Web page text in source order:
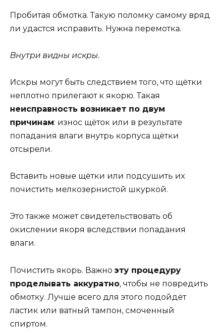
Пробитая обмотка. Такую поломку самому вряд
ли удастся исправить. Нужна перемотка.
Внутри видны искры.
Искры могут быть следствием того, что щётки
неплотно прилегают к якорю. Такая
неисправность возникает по двум
причинам: износ щёток или в результате
попадания влаги внутрь корпуса щётки
отсырели.
Вставить новые щётки или подсушить их
почистить мелкозернистой шкуркой.
Это также может свидетельствовать об
окислении якоря вследствии попадания
влаги.
Почистить якорь. Важно эту процедуру
проделывать аккуратно, чтобы не повредить
обмотку. Лучше всего для этого подойдёт
ластик или ватный тампон, смоченный
спиртом.